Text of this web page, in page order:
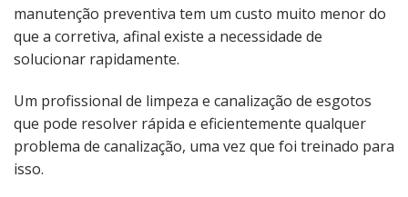
manutenção preventiva tem um custo muito menor do
que a corretiva, afinal existe a necessidade de
solucionar rapidamente.
Um profissional de limpeza e canalização de esgotos
que pode resolver rápida e eficientemente qualquer
problema de canalização, uma vez que foi treinado para
isso.